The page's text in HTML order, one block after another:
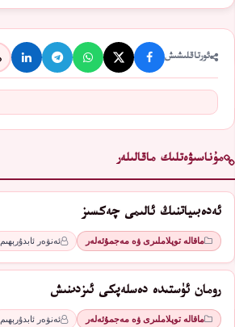
ئورتاقلىشىش
مۇناسىۋەتلىك ماقالىلەر
ئەدەبىياتنىڭ ئالىمى چەكسىز
ماقالە توپلاملىرى ۋە مەجمۇئەلەر ئەنۋەر ئابدۇرېھىم
رومان ئۈستىدە دەسلەپكى ئىزدىنىش
ماقالە توپلاملىرى ۋە مەجمۇئەلەر ئەنۋەر ئابدۇرېھىم